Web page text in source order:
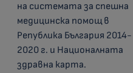
на системата за спешна
медицинска помощ в
Република България 2014-
2020 г. и Националната
здравна карта.